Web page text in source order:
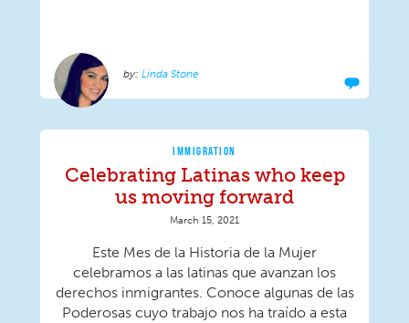
Linda Stone
IMMIGRATION
Celebrating Latinas who keep
us moving forward
March 15, 2021
Este Mes de la Historia de la Mujer
celebramos a las latinas que avanzan los
derechos inmigrantes. Conoce algunas de las
Poderosas cuyo trabajo nos ha traído a esta